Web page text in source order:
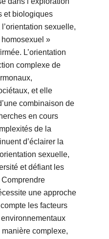
et biologiques
sexuelle,
homosexuel »
L’orientation
complexe de
et elle
combinaison de
en cours
de la
d’éclairer la
sexuelle,
et défiant les
une approche
les facteurs
complexe,